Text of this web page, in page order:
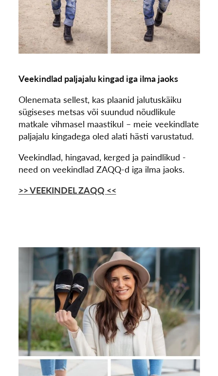
Veekindlad paljajalu kingad iga ilma jaoks
Olenemata sellest, kas plaanid jalutuskäiku
sügiseses metsas või suundud nõudlikule
matkale vihmasel maastikul – meie veekindlate
paljajalu kingadega oled alati hästi varustatud.
Veekindlad, hingavad, kerged ja paindlikud -
need on veekindlad ZAQQ-d iga ilma jaoks.
>> VEEKINDEL ZAQQ <<